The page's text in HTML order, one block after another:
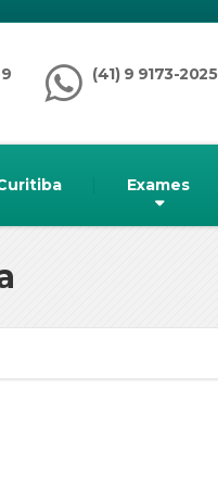
(41) 9 9173-2025
Exames